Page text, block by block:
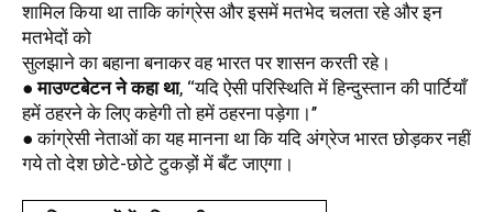
शामिल किया था ताकि कांग्रेस और इसमें मतभेद चलता रहे और इन
मतभेदों को
सुलझाने का बहाना बनाकर वह भारत पर शासन करती रहे।
● माउण्टबेटन ने कहा था, ‘‘यदि ऐसी परिस्थिति में हिन्दुस्तान की पार्टियाँ
हमें ठहरने के लिए कहेगी तो हमें ठहरना पड़ेगा।’’
● कांग्रेसी नेताओं का यह मानना था कि यदि अंग्रेज भारत छोड़कर नहीं
गये तो देश छोटे-छोटे टुकड़ों में बँट जाएगा।